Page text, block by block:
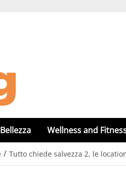
Bellezza Wellness and
/ Tutto chiede salvezza 2, le